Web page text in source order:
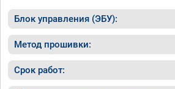
Блок управления (ЭБУ):
Метод прошивки:
Срок работ: